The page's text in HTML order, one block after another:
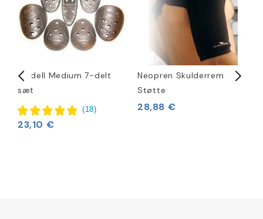
Riddell Medium 7-delt
sæt
(18)
23,10 €
Neopren Skulderrem
Støtte
28,88 €